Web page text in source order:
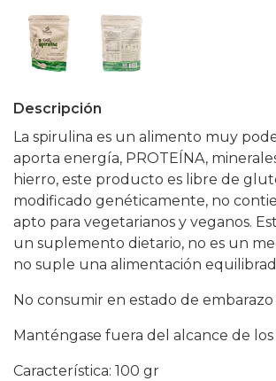
Descripción
La spirulina es un alimento muy
aporta energía, PROTEÍNA,
hierro, este producto es libre de
modificado genéticamente, no
apto para vegetarianos y veganos.
un suplemento dietario, no es un
no suple una alimentación
No consumir en estado de embarazo
Manténgase fuera del alcance de los
Característica: 100 gr